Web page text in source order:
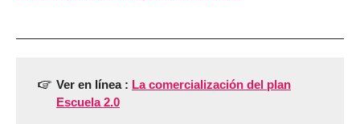
Ver en línea : La comercialización del plan
Escuela 2.0